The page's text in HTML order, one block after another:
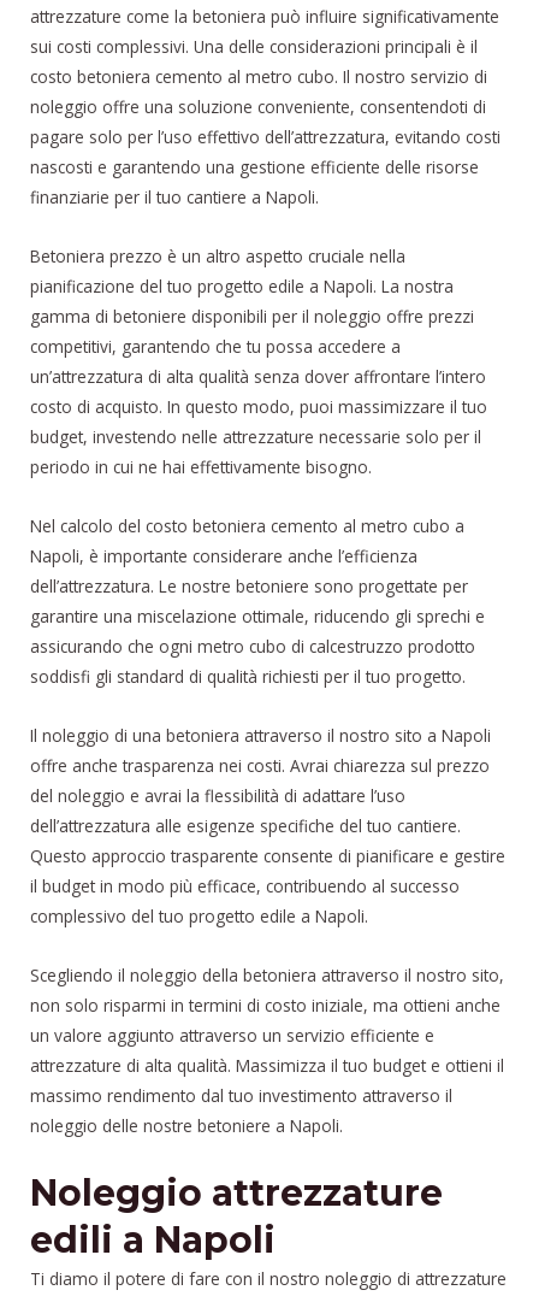
attrezzature come la betoniera può influire significativamente
sui costi complessivi. Una delle considerazioni principali è il
costo betoniera cemento al metro cubo. Il nostro servizio di
noleggio offre una soluzione conveniente, consentendoti di
pagare solo per l’uso effettivo dell’attrezzatura, evitando costi
nascosti e garantendo una gestione efficiente delle risorse
finanziarie per il tuo cantiere a Napoli.
Betoniera prezzo è un altro aspetto cruciale nella
pianificazione del tuo progetto edile a Napoli. La nostra
gamma di betoniere disponibili per il noleggio offre prezzi
competitivi, garantendo che tu possa accedere a
un’attrezzatura di alta qualità senza dover affrontare l’intero
costo di acquisto. In questo modo, puoi massimizzare il tuo
budget, investendo nelle attrezzature necessarie solo per il
periodo in cui ne hai effettivamente bisogno.
Nel calcolo del costo betoniera cemento al metro cubo a
Napoli, è importante considerare anche l’efficienza
dell’attrezzatura. Le nostre betoniere sono progettate per
garantire una miscelazione ottimale, riducendo gli sprechi e
assicurando che ogni metro cubo di calcestruzzo prodotto
soddisfi gli standard di qualità richiesti per il tuo progetto.
Il noleggio di una betoniera attraverso il nostro sito a Napoli
offre anche trasparenza nei costi. Avrai chiarezza sul prezzo
del noleggio e avrai la flessibilità di adattare l’uso
dell’attrezzatura alle esigenze specifiche del tuo cantiere.
Questo approccio trasparente consente di pianificare e gestire
il budget in modo più efficace, contribuendo al successo
complessivo del tuo progetto edile a Napoli.
Scegliendo il noleggio della betoniera attraverso il nostro sito,
non solo risparmi in termini di costo iniziale, ma ottieni anche
un valore aggiunto attraverso un servizio efficiente e
attrezzature di alta qualità. Massimizza il tuo budget e ottieni il
massimo rendimento dal tuo investimento attraverso il
noleggio delle nostre betoniere a Napoli.
Noleggio attrezzature
edili a Napoli
Ti diamo il potere di fare con il nostro noleggio di attrezzature